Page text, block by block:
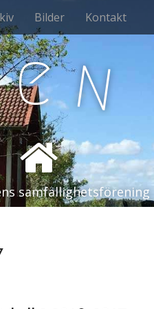
Bilder Kontakt
e n
samfällighetsförening